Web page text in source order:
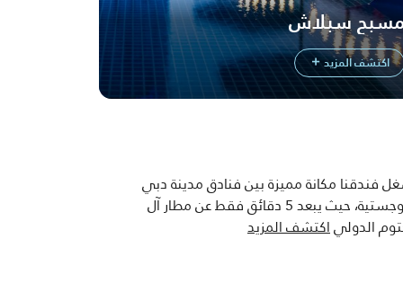
سبلاش
اكتشف المزيد
فندقنا مكانة مميزة بين فنادق مدينة دبي
اللوجستية، حيث يبعد 5 دقائق فقط عن مطار آل
الدولياكتشف المزيد